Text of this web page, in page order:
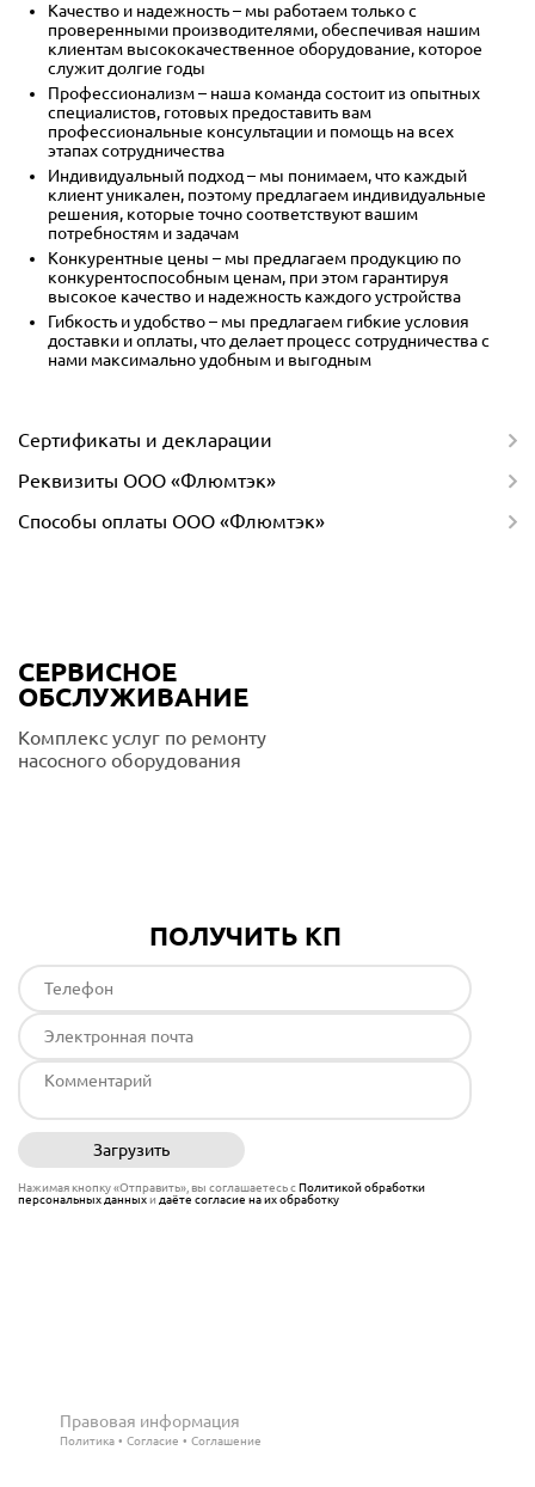
Качество и надежность – мы работаем только с
проверенными производителями, обеспечивая нашим
клиентам высококачественное оборудование, которое
служит долгие годы
Профессионализм – наша команда состоит из опытных
специалистов, готовых предоставить вам
профессиональные консультации и помощь на всех
этапах сотрудничества
Индивидуальный подход – мы понимаем, что каждый
клиент уникален, поэтому предлагаем индивидуальные
решения, которые точно соответствуют вашим
потребностям и задачам
Конкурентные цены – мы предлагаем продукцию по
конкурентоспособным ценам, при этом гарантируя
высокое качество и надежность каждого устройства
Гибкость и удобство – мы предлагаем гибкие условия
доставки и оплаты, что делает процесс сотрудничества с
нами максимально удобным и выгодным
Сертификаты и декларации
Реквизиты ООО «Флюмтэк»
Способы оплаты ООО «Флюмтэк»
СЕРВИСНОЕ
ОБСЛУЖИВАНИЕ
Комплекс услуг по ремонту
насосного оборудования
ПОЛУЧИТЬ КП
Загрузить
Нажимая кнопку «Отправить», вы соглашаетесь сПолитикой обработки
персональных данныхи даёте согласие на их обработку
Правовая информация
Политика Согласие Соглашение